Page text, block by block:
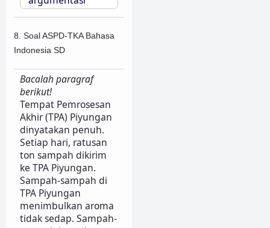
8. Soal ASPD-TKA Bahasa
Indonesia SD
Bacalah paragraf
berikut!
Tempat Pemrosesan
Akhir (TPA) Piyungan
dinyatakan penuh.
Setiap hari, ratusan
ton sampah dikirim
ke TPA Piyungan.
Sampah-sampah di
TPA Piyungan
menimbulkan aroma
tidak sedap. Sampah-